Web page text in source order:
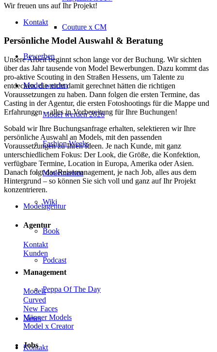
Couture x CM
Bewerben
Model werden
Model werden 2026
Fashion Weeks
Modemarken
Wiki
Book
Podcast
Peppa Of The Day
News
Kontakt
Wir freuen uns auf Ihr Projekt!
Kontakt
Persönliche Model Auswahl & Beratung
Unsere Arbeit beginnt schon lange vor der Buchung. Wir sichten
über das Jahr tausende von Model Bewerbungen. Dazu kommt das
pro-aktive Scouting in den Straßen Hessens, um Talente zu
entdecken, die nicht damit gerechnet hätten die richtigen
Voraussetzungen zu haben. Dann folgen die ersten Termine, das
Casting in der Agentur, die ersten Fotoshootings für die Mappe und
Erfahrungen – alles in Vorbereitung für Ihre Buchungen!
Sobald wir Ihre Buchungsanfrage erhalten, selektieren wir Ihre
persönliche Auswahl an Models, mit den passenden
Voraussetzungen zu Ihren Ideen. Je nach Kunde, mit ganz
unterschiedlichem Fokus: Der Look, die Größe, die Konfektion,
verfügbare Termine, Location in Europa, Amerika oder Asien.
Danach folgt das Reisemanagement, je nach Job, alles aus dem
Hintergrund – so können Sie sich voll und ganz auf Ihr Projekt
konzentrieren.
Modelagentur
Agentur
Kontakt
Kunden
Management
Models
Curved
New Faces
Männer Models
Model x Creator
Jobs